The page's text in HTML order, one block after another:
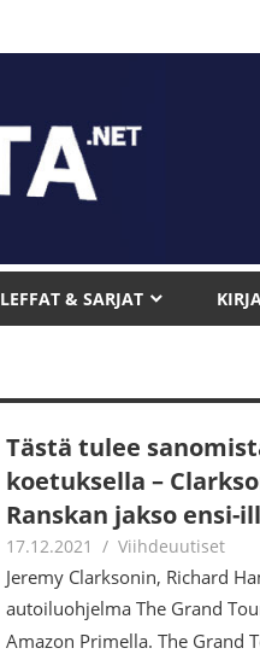
LEFFAT & SARJAT
Tästä tulee
koetuksella –
Ranskan jakso ensi-
17.12.2021 Juha Kaunisto
Viihdeuutiset
Jeremy Clarksonin, Richard
autoiluohjelma The Grand
Amazon Primella. The Grand